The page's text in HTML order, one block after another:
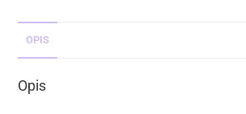
OPIS
Opis